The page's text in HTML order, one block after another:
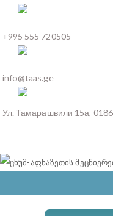
+995 555 720505
info@taas.ge
Ул. Тамарашвили 15а,